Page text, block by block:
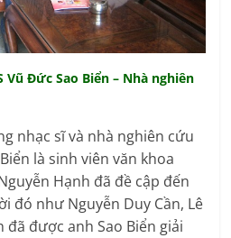
Vũ Đức Sao Biển – Nhà nghiên
nhạc sĩ và nhà nghiên cứu
là sinh viên văn khoa
Hạnh đã đề cập đến
đó như Nguyễn Duy Cần, Lê
được anh Sao Biển giải